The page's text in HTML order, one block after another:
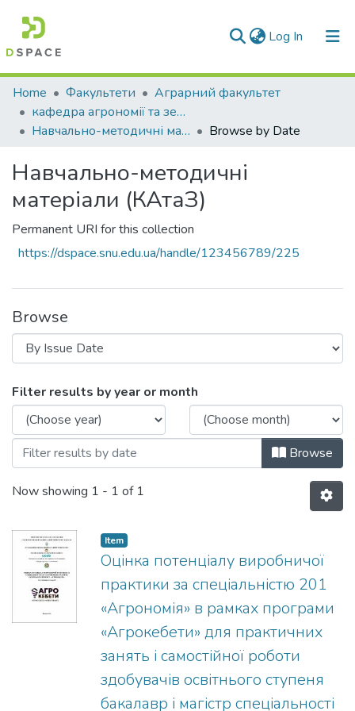
Log In (current)
Communities & Collections
All of DSpace
Home Факультети
Аграрний факультет
кафедра агрономії та землеустрою
Навчально-методичні матеріали (КАтаЗ)
Browse by Date
Навчально-методичні
матеріали (КАтаЗ)
Permanent URI for this collection
https://dspace.snu.edu.ua/handle/123456789/225
Browse
Browsing Навчально-методичні
Filter results by year or month
Browse
Now showing 1 - 1 of 1
Item
Оцінка потенціалу виробничої
практики за спеціальністю 201
«Агрономія» в рамках програми
«Агрокебети» для практичних
занять і самостійної роботи
здобувачів освітнього ступеня
бакалавр і магістр спеціальності